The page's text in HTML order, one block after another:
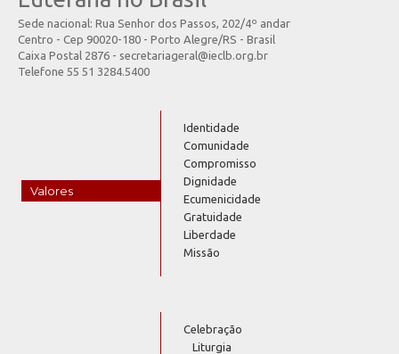
Sede nacional: Rua Senhor dos Passos, 202/4º andar
Centro - Cep 90020-180 - Porto Alegre/RS - Brasil
Caixa Postal 2876 - secretariageral@ieclb.org.br
Telefone 55 51 3284.5400
Valores
Identidade
Comunidade
Compromisso
Dignidade
Ecumenicidade
Gratuidade
Liberdade
Missão
Celebração
Liturgia